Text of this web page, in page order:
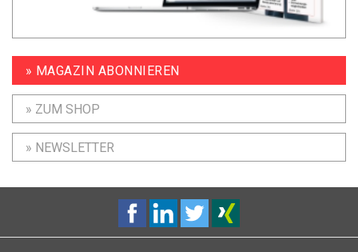
» MAGAZIN ABONNIEREN
» ZUM SHOP
» NEWSLETTER